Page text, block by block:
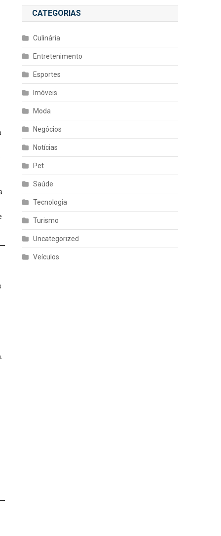
CATEGORIAS
Culinária
Entretenimento
Esportes
Imóveis
Moda
Negócios
Notícias
Pet
Saúde
Tecnologia
Turismo
Uncategorized
Veículos